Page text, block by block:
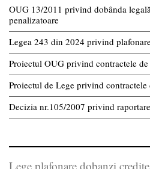
OUG 13/2011 privind dobânda
penalizatoare
Legea 243 din 2024 privind
Proiectul OUG privind contractele
Proiectul de Lege privind contractele
Decizia nr.105/2007 privind
Lege plafonare dobanzi credite